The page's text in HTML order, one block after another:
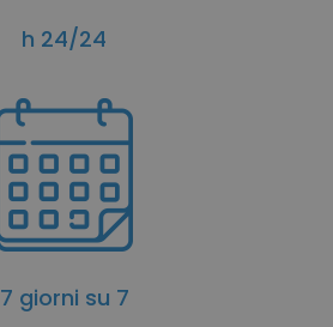
h 24/24
7 giorni su 7